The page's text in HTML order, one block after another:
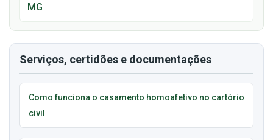
MG
Serviços, certidões e documentações
Como funciona o casamento homoafetivo no cartório
civil